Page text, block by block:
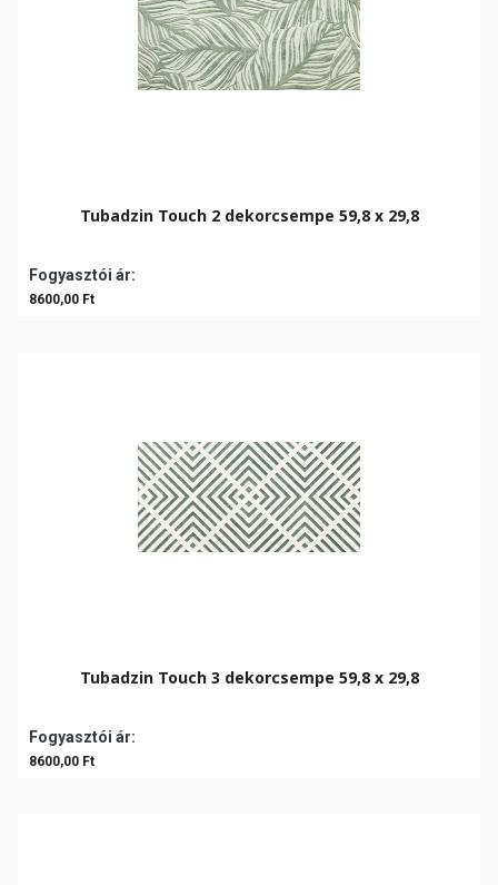
Tubadzin Touch 2 dekorcsempe 59,8 x 29,8
Fogyasztói ár:
8600,00 Ft
Tubadzin Touch 3 dekorcsempe 59,8 x 29,8
Fogyasztói ár:
8600,00 Ft